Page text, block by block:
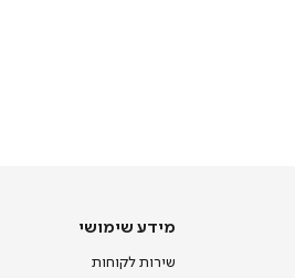
מידע
מידע שימושי
שירות לקוחות